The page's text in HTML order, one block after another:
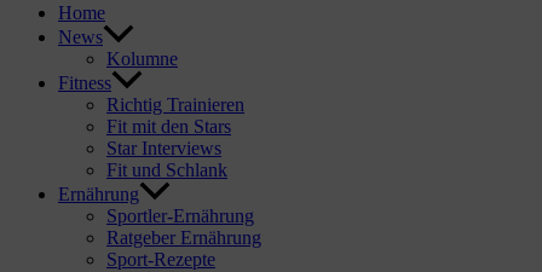
Home
News
Kolumne
Fitness
Richtig Trainieren
Fit mit den Stars
Star Interviews
Fit und Schlank
Ernährung
Sportler-Ernährung
Ratgeber Ernährung
Sport-Rezepte